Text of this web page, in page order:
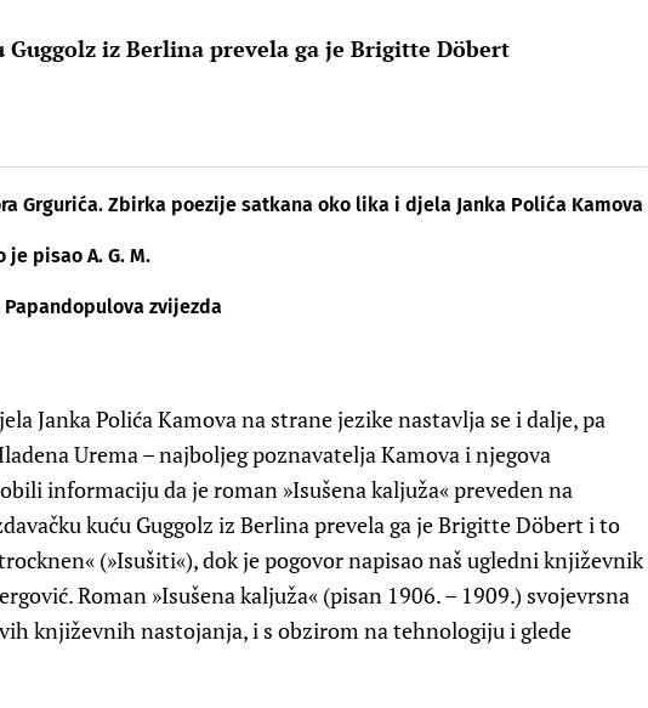
Guggolz iz Berlina prevela ga je Brigitte Döbert
Grgurića. Zbirka poezije satkana oko lika i djela Janka Polića Kamova
je pisao A. G. M.
Papandopulova zvijezda
Janka Polića Kamova na strane jezike nastavlja se i dalje, pa
Urema – najboljeg poznavatelja Kamova i njegova
informaciju da je roman »Isušena kaljuža« preveden na
kuću Guggolz iz Berlina prevela ga je Brigitte Döbert i to
(»Isušiti«), dok je pogovor napisao naš ugledni književnik
Roman »Isušena kaljuža« (pisan 1906. – 1909.) svojevrsna
književnih nastojanja, i s obzirom na tehnologiju i glede